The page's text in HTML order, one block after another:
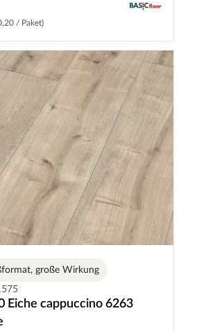
/ Paket)
große Wirkung
Eiche cappuccino 6263